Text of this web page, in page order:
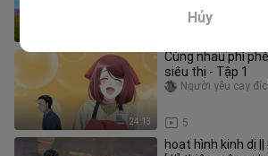
24:13
Cùng nhau phì
siêu thị - Tập 1
5
Người yêu cay
hoạt hình kinh dị
Hủy